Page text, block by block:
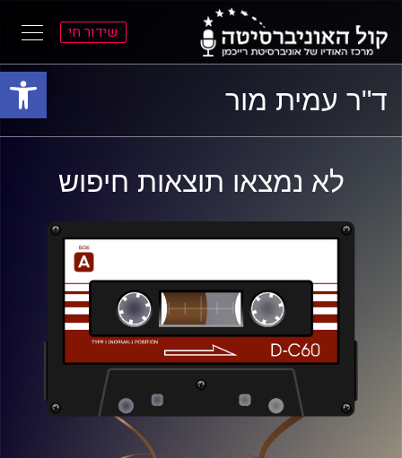
פתח
התפריט
הראשי
התוכן
הראשי
שידור חי
ד"ר עמית מור
לא נמצאו תוצאות חיפוש